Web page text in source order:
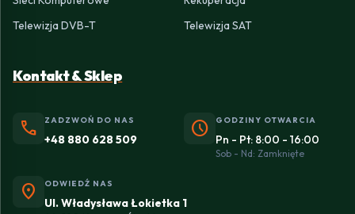
Telewizja DVB-T
Telewizja SAT
Kontakt & Sklep
phone ZADZWOŃ DO NAS
+48 880 628 509 schedule GODZINY OTWARCIA
Pn - Pt: 8:00 - 16:00
Sob - Nd: Zamknięte
location_on ODWIEDŹ NAS
Ul. Władysława Łokietka 1